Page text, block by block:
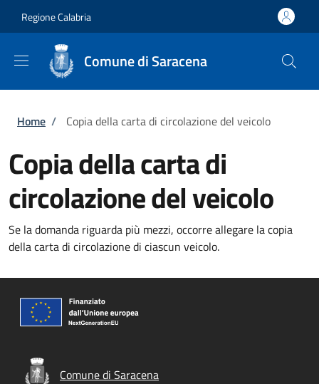
Regione Calabria
Comune di Saracena
Briciole di pane
Home / Copia della carta di circolazione del veicolo
Copia della carta di
circolazione del veicolo
Se la domanda riguarda più mezzi, occorre allegare la copia
della carta di circolazione di ciascun veicolo.
Comune di Saracena